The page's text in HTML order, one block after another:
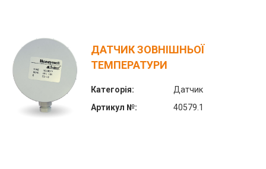
ДАТЧИК ЗОВНІШНЬОЇ
ТЕМПЕРАТУРИ
Категорія:
Датчик
Артикул №:
40579.1